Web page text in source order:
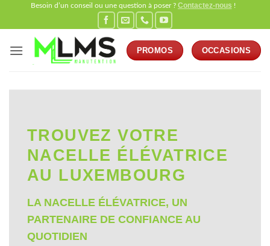
Besoin d’un conseil ou une question à poser ? Contactez-nous !
PROMOS OCCASIONS
TROUVEZ VOTRE
NACELLE ÉLÉVATRICE
AU LUXEMBOURG
LA NACELLE ÉLÉVATRICE, UN
PARTENAIRE DE CONFIANCE AU
QUOTIDIEN